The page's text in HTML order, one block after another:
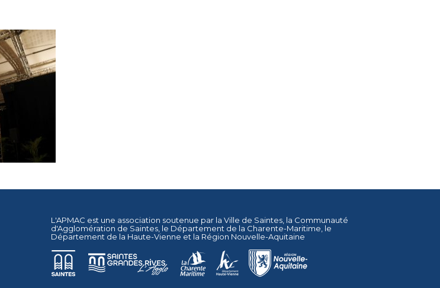
L'APMAC est une association soutenue par la Ville de Saintes , la Communauté
d'Agglomération de Saintes , le Département de la Charente-Maritime , le
Département de la Haute-Vienne et la Région Nouvelle-Aquitaine